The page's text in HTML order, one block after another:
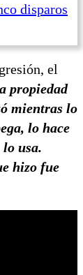
disparos
el
propiedad
mientras lo
lo hace
usa.
hizo fue